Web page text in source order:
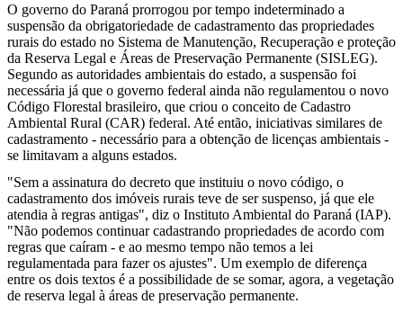
O governo do Paraná prorrogou por tempo indeterminado a
suspensão da obrigatoriedade de cadastramento das propriedades
rurais do estado no Sistema de Manutenção, Recuperação e proteção
da Reserva Legal e Áreas de Preservação Permanente (SISLEG).
Segundo as autoridades ambientais do estado, a suspensão foi
necessária já que o governo federal ainda não regulamentou o novo
Código Florestal brasileiro, que criou o conceito de Cadastro
Ambiental Rural (CAR) federal. Até então, iniciativas similares de
cadastramento - necessário para a obtenção de licenças ambientais -
se limitavam a alguns estados.
"Sem a assinatura do decreto que instituiu o novo código, o
cadastramento dos imóveis rurais teve de ser suspenso, já que ele
atendia à regras antigas", diz o Instituto Ambiental do Paraná (IAP).
"Não podemos continuar cadastrando propriedades de acordo com
regras que caíram - e ao mesmo tempo não temos a lei
regulamentada para fazer os ajustes". Um exemplo de diferença
entre os dois textos é a possibilidade de se somar, agora, a vegetação
de reserva legal à áreas de preservação permanente.